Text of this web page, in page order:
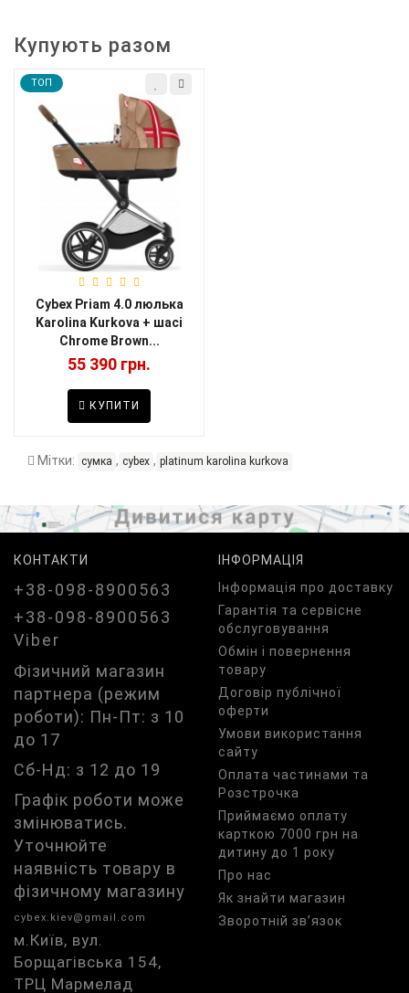
Купують разом
TOП
Cybex Priam 4.0 люлька
Karolina Kurkova + шасі
Chrome Brown...
55 390 грн.
КУПИТИ
Мітки: сумка , cybex , platinum karolina kurkova
КОНТАКТИ
+38-098-8900563
+38-098-8900563
Viber
Фізичний магазин
партнера (режим
роботи): Пн-Пт: з 10
до 17
Сб-Нд: з 12 до 19
Графік роботи може
змінюватись.
Уточнюйте
наявність товару в
фізичному магазину
cybex.kiev@gmail.com
м.Київ, вул.
Борщагівська 154,
ТРЦ Мармелад
ІНФОРМАЦІЯ
Iнформація про доставку
Гарантія та сервісне
обслуговування
Обмін і повернення
товару
Договір публічної
оферти
Умови використання
сайту
Оплата частинами та
Розстрочка
Приймаємо оплату
карткою 7000 грн на
дитину до 1 року
Про нас
Як знайти магазин
Зворотній зв’язок